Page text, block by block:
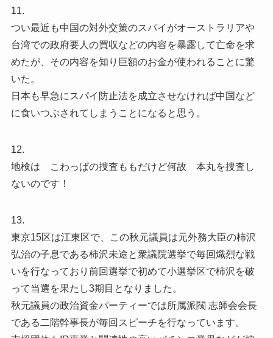
11.
つい最近も中国の対外交策のスパイがオーストラリアや
台湾での政府要人の買収などの内容を暴露して亡命を求
めたが、その内容を知り巨額のお金が使われることに驚
いた。
日本も早急にスパイ防止法を成立させなければ中国など
に食いつぶされてしまうことになると思う。
12.
地検は こわっぱの捜査ももだけど何故 本丸を捜査し
ないのです！
13.
東京15区は江東区で、この秋元議員は元外務大臣の柿沢
弘治の子息である柿沢未途と衆議院選挙で毎回熾烈な戦
いを行なっており前回選挙で初めて小選挙区で柿沢を破
って当選を果たし3期目となりました。
秋元議員の政治資金パーティーでは所属派閥 志師会会長
である二階幹事長が毎回スピーチを行なっています。